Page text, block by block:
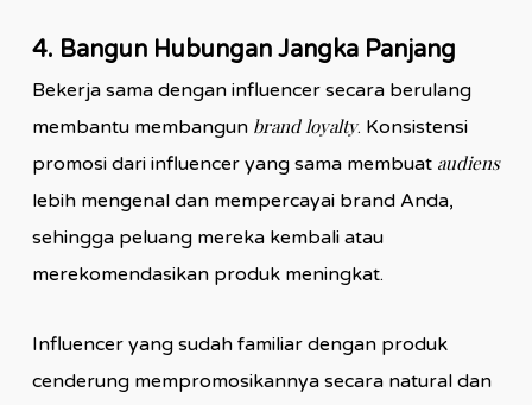
4. Bangun Hubungan Jangka Panjang
Bekerja sama dengan influencer secara berulang
membantu membangun brand loyalty. Konsistensi
promosi dari influencer yang sama membuat audiens
lebih mengenal dan mempercayai brand Anda,
sehingga peluang mereka kembali atau
merekomendasikan produk meningkat.
Influencer yang sudah familiar dengan produk
cenderung mempromosikannya secara natural dan